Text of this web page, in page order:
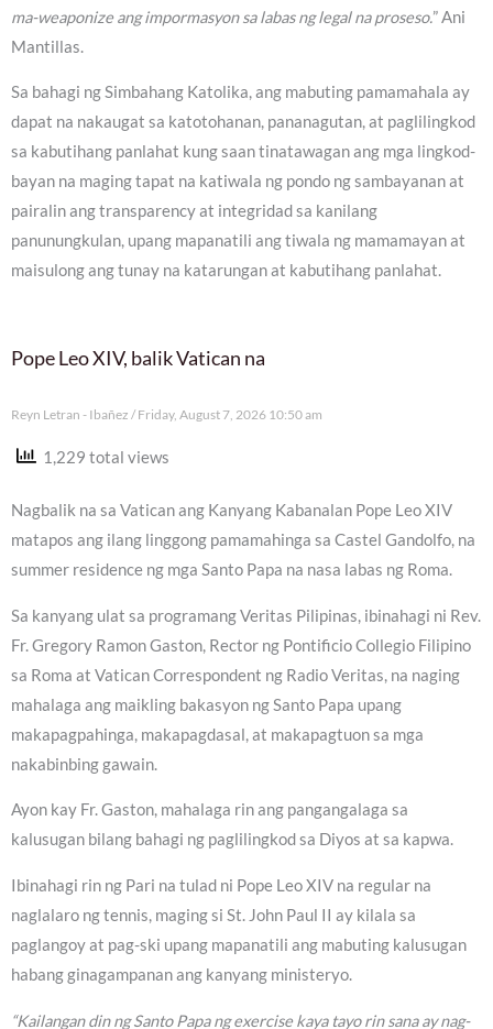
ma-weaponize ang impormasyon sa labas ng legal na proseso.” Ani
Mantillas.
Sa bahagi ng Simbahang Katolika, ang mabuting pamamahala ay
dapat na nakaugat sa katotohanan, pananagutan, at paglilingkod
sa kabutihang panlahat kung saan tinatawagan ang mga lingkod-
bayan na maging tapat na katiwala ng pondo ng sambayanan at
pairalin ang transparency at integridad sa kanilang
panunungkulan, upang mapanatili ang tiwala ng mamamayan at
maisulong ang tunay na katarungan at kabutihang panlahat.
Pope Leo XIV, balik Vatican na
Reyn Letran - Ibañez Friday, August 7, 2026 10:50 am
1,229 total views
Nagbalik na sa Vatican ang Kanyang Kabanalan Pope Leo XIV
matapos ang ilang linggong pamamahinga sa Castel Gandolfo, na
summer residence ng mga Santo Papa na nasa labas ng Roma.
Sa kanyang ulat sa programang Veritas Pilipinas, ibinahagi ni Rev.
Fr. Gregory Ramon Gaston, Rector ng Pontificio Collegio Filipino
sa Roma at Vatican Correspondent ng Radio Veritas, na naging
mahalaga ang maikling bakasyon ng Santo Papa upang
makapagpahinga, makapagdasal, at makapagtuon sa mga
nakabinbing gawain.
Ayon kay Fr. Gaston, mahalaga rin ang pangangalaga sa
kalusugan bilang bahagi ng paglilingkod sa Diyos at sa kapwa.
Ibinahagi rin ng Pari na tulad ni Pope Leo XIV na regular na
naglalaro ng tennis, maging si St. John Paul II ay kilala sa
paglangoy at pag-ski upang mapanatili ang mabuting kalusugan
habang ginagampanan ang kanyang ministeryo.
“Kailangan din ng Santo Papa ng exercise kaya tayo rin sana ay nag-